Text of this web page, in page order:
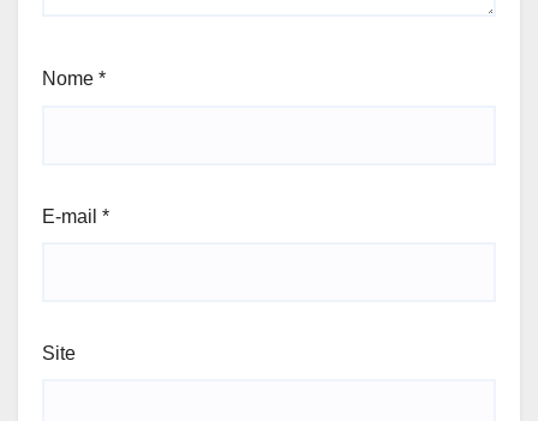
Nome *
E-mail *
Site